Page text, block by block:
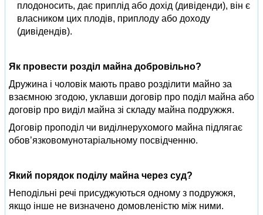
плодоносить, дає приплід або дохід (дивіденди), він є
власником цих плодів, приплоду або доходу
(дивідендів).
Як провести розділ майна добровільно?
Дружина і чоловік мають право розділити майно за
взаємною згодою, уклавши договір про поділ майна або
договір про виділ майна зі складу майна подружжя.
Договір проподіл чи виділнерухомого майна підлягає
обов’язковомунотаріальному посвідченню.
Який порядок поділу майна через суд?
Неподільні речі присуджуються одному з подружжя,
якщо інше не визначено домовленістю між ними.